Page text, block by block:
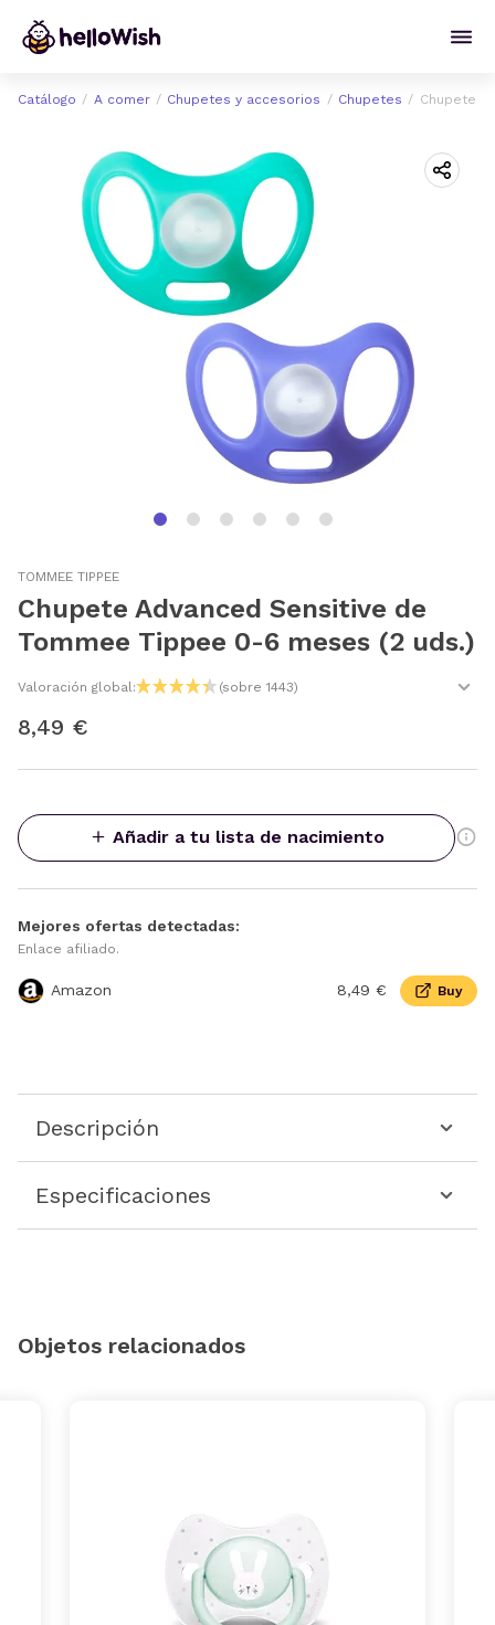
Catálogo A comer Chupetes y accesorios Chupetes Chupete
TOMMEE TIPPEE
Chupete Advanced Sensitive de
Tommee Tippee 0-6 meses (2 uds.)
Valoración global: (sobre 1443)
8,49 €
Añadir a tu lista de nacimiento
Mejores ofertas detectadas:
Enlace afiliado.
Amazon 8,49 € Buy
Descripción
Especificaciones
Objetos relacionados